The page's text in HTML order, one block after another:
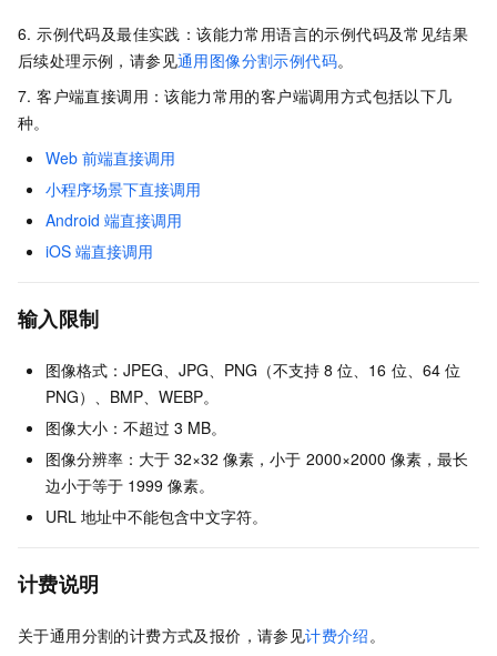
6. 示例代码及最佳实践：该能力常用语言的示例代码及常见结果
后续处理示例，请参见通用图像分割示例代码。
7. 客户端直接调用：该能力常用的客户端调用方式包括以下几
种。
Web 前端直接调用
小程序场景下直接调用
Android 端直接调用
iOS 端直接调用
输入限制
图像格式：JPEG、JPG、PNG（不支持 8 位、16 位、64 位
PNG）、BMP、WEBP。
图像大小：不超过 3 MB。
图像分辨率：大于 32×32 像素，小于 2000×2000 像素，最长
边小于等于 1999 像素。
URL 地址中不能包含中文字符。
计费说明
关于通用分割的计费方式及报价，请参见计费介绍。